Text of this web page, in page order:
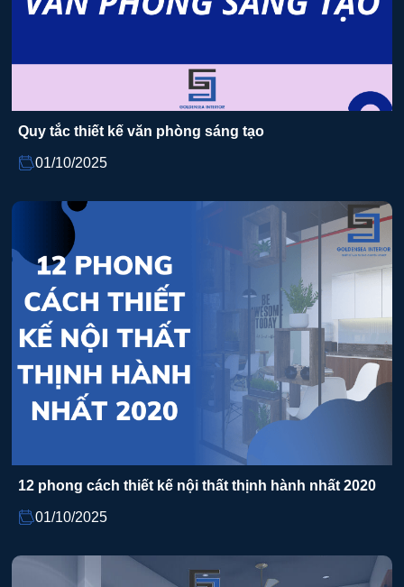
Quy tắc thiết kế văn phòng sáng tạo
01/10/2025
12 phong cách thiết kế nội thất thịnh hành nhất 2020
01/10/2025